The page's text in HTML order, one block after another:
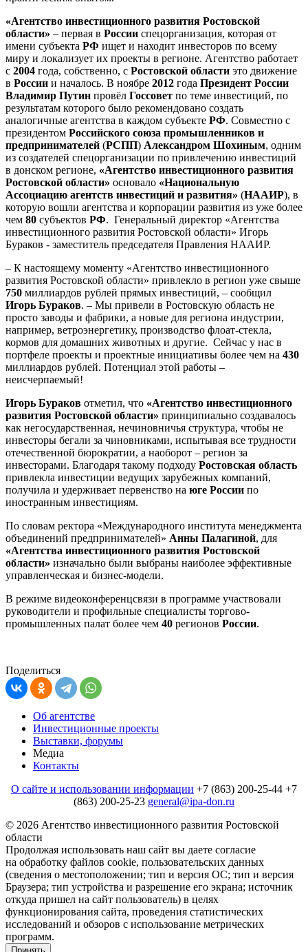
«Агентство инвестиционного развития Ростовской
области» – первая в России спецорганизация, которая от
имени субъекта РФ ищет и находит инвесторов по всему
миру и локализует их проекты в регионе. Агентство работает
с 2004 года, собственно, с Ростовской области это движение
в России и началось. В ноябре 2012 года Президент России
Владимир Путин провёл Госсовет по теме инвестиций, по
результатам которого было рекомендовано создать
аналогичные агентства в каждом субъекте РФ. Совместно с
президентом Российского союза промышленников и
предпринимателей (РСПП) Александром Шохиным, одним
из создателей спецорганизации по привлечению инвестиций
в донском регионе, «Агентство инвестиционного развития
Ростовской области» основало «Национальную
Ассоциацию агентств инвестиций и развития» (НААИР), в
которую вошли агентства и корпорации развития из уже более
чем 80 субъектов РФ. Генеральный директор «Агентства
инвестиционного развития Ростовской области» Игорь
Бураков - заместитель председателя Правления НААИР.
– К настоящему моменту «Агентство инвестиционного
развития Ростовской области» привлекло в регион уже свыше
750 миллиардов рублей прямых инвестиций, – сообщил
Игорь Бураков. – Мы привели в Ростовскую область не
просто заводы и фабрики, а новые для региона индустрии,
например, ветроэнергетику, производство флоат-стекла,
кормов для домашних животных и другие. Сейчас у нас в
портфеле проекты и проектные инициативы более чем на 430
миллиардов рублей. Потенциал этой работы –
неисчерпаемый!
Игорь Бураков отметил, что «Агентство инвестиционного
развития Ростовской области» принципиально создавалось
как негосударственная, нечиновничья структура, чтобы не
инвесторы бегали за чиновниками, испытывая все трудности
отечественной бюрократии, а наоборот – регион за
инвесторами. Благодаря такому подходу Ростовская область
привлекла инвестиции ведущих зарубежных компаний,
получила и удерживает первенство на юге России по
иностранным инвестициям.
По словам ректора «Международного института менеджмента
объединений предпринимателей» Анны Палагиной, для
«Агентства инвестиционного развития Ростовской
области» изначально были выбраны наиболее эффективные
управленческая и бизнес-модели.
В режиме видеоконференцсвязи в программе участвовали
руководители и профильные специалисты торгово-
промышленных палат более чем 40 регионов России.
Поделиться
Об агентстве
Инвестиционные проекты
Выставки, форумы
Медиа
Контакты
О сайте и использовании информации +7 (863) 200-25-44 +7
(863) 200-25-23 general@ipa-don.ru
© 2026 Агентство инвестиционного развития Ростовской
области
Продолжая использовать наш сайт вы даете согласие
на обработку файлов cookie, пользовательских данных
(сведения о местоположении; тип и версия ОС; тип и версия
Браузера; тип устройства и разрешение его экрана; источник
откуда пришел на сайт пользователь) в целях
функционирования сайта, проведения статистических
исследований и обзоров c использование метрических
программ.